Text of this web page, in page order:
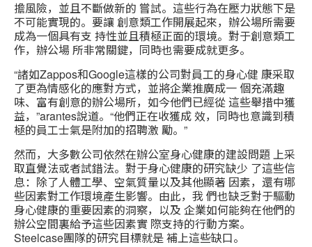
擔風險，並且不斷做新的 嘗試。這些行為在壓力狀態下是
不可能實現的。要讓 創意類工作開展起來，辦公場所需要
成為一個具有支 持性並且積極正面的環境。對于創意類工
作，辦公場 所非常關鍵，同時也需要成就更多。
“諸如Zappos和Google這樣的公司對員工的身心健 康采取
了更為情感化的應對方式，並將企業推廣成一 個充滿趣
味、富有創意的辦公場所，如今他們已經從 這些舉措中獲
益，”arantes說道。“他們正在收獲成 效，同時也意識到積
極的員工士氣是附加的招聘激 勵。”
然而，大多數公司依然在辦公室身心健康的建設問題 上采
取直覺法或者試錯法。對于身心健康的研究缺少 了這些信
息：除了人體工學、空氣質量以及其他顯著 因素，還有哪
些因素對工作環境產生影響。由此，我 們也缺乏對于驅動
身心健康的重要因素的洞察，以及 企業如何能夠在他們的
辦公空間裏給予這些因素實 際支持的行動方案。
Steelcase團隊的研究目標就是 補上這些缺口。